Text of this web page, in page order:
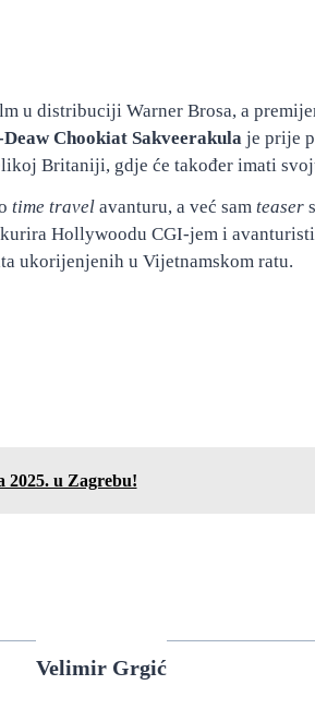
u distribuciji Warner Brosa, a
Chookiat Sakveerakula je prije
Britaniji, gdje će također imati
time travel avanturu, a već sam teaser
Hollywoodu CGI-jem i
ukorijenjenih u Vijetnamskom ratu.
2025. u Zagrebu!
Velimir Grgić